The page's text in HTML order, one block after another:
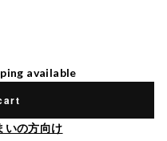
available
いの方向け